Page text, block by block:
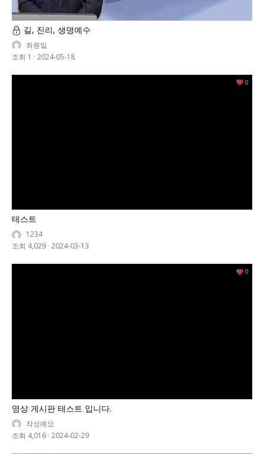
길, 진리, 생명예수
최원일
조회 1 · 2024-05-18
테스트
1234
조회 4,029 · 2024-03-13
0
영상 게시판 테스트 입니다.
작성예요
조회 4,016 · 2024-02-29
0